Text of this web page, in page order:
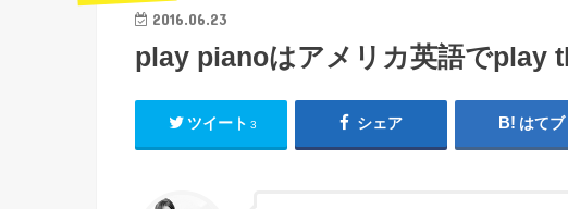
2016.06.23
play pianoはアメリカ英語でplay
ツイート 3 シェア はてブ